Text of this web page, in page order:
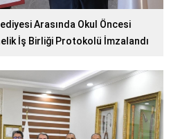
Arasında Okul Öncesi
İş Birliği Protokolü İmzalandı